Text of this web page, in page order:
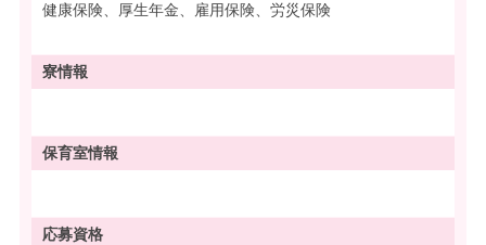
健康保険、厚生年金、雇用保険、労災保険
寮情報
保育室情報
応募資格